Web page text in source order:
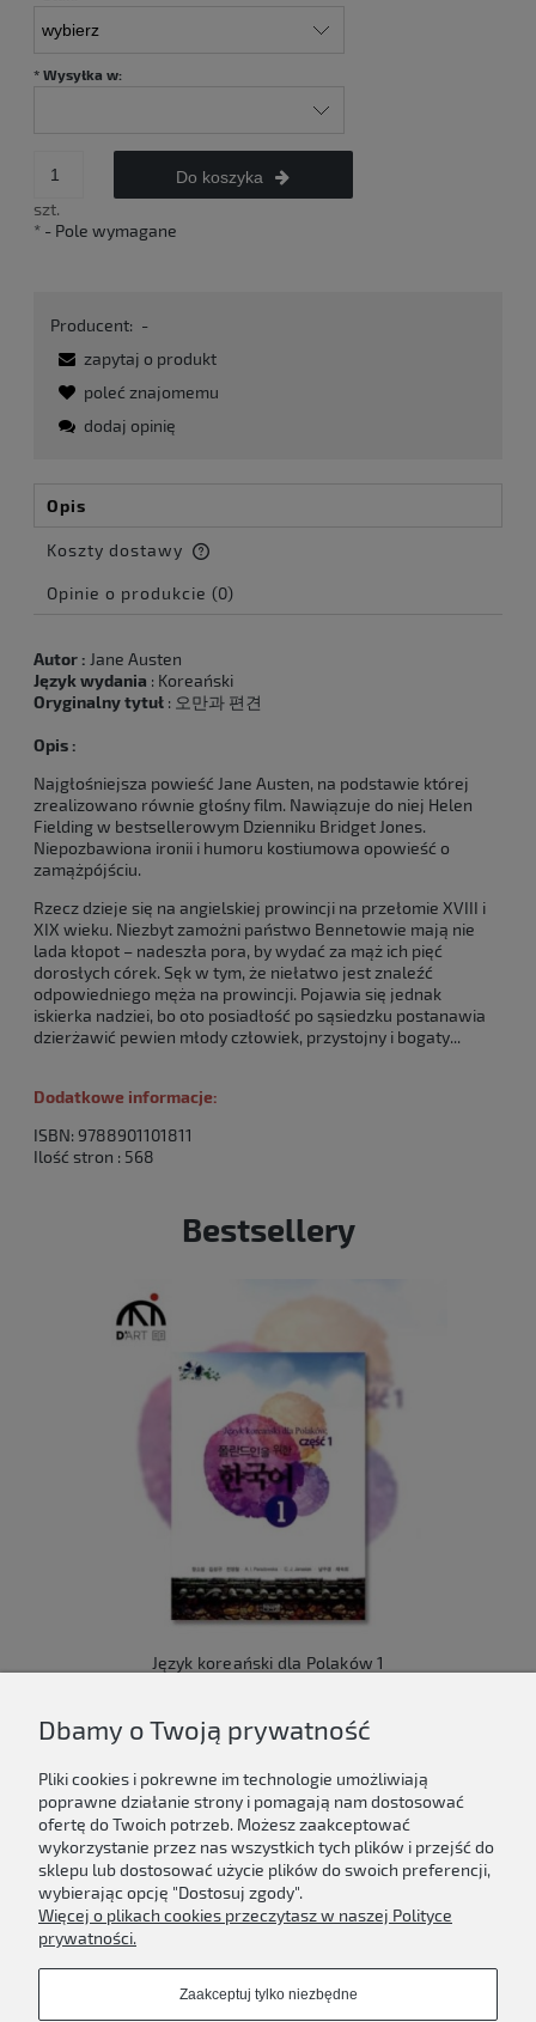
* Wysyłka w:
szt.
Do koszyka
* - Pole wymagane
Producent: -
zapytaj o produkt
poleć znajomemu
dodaj opinię
Opis
Koszty dostawy
Cena nie zawiera ewentualnych kosztów płatności
Opinie o produkcie (0)
Autor : Jane Austen
Język wydania : Koreański
Oryginalny tytuł : 오만과 편견
Opis :
Najgłośniejsza powieść Jane Austen, na podstawie której
zrealizowano równie głośny film. Nawiązuje do niej Helen
Fielding w bestsellerowym Dzienniku Bridget Jones.
Niepozbawiona ironii i humoru kostiumowa opowieść o
zamążpójściu.
Rzecz dzieje się na angielskiej prowincji na przełomie XVIII i
XIX wieku. Niezbyt zamożni państwo Bennetowie mają nie
lada kłopot – nadeszła pora, by wydać za mąż ich pięć
dorosłych córek. Sęk w tym, że niełatwo jest znaleźć
odpowiedniego męża na prowincji. Pojawia się jednak
iskierka nadziei, bo oto posiadłość po sąsiedzku postanawia
dzierżawić pewien młody człowiek, przystojny i bogaty...
Dodatkowe informacje:
ISBN: 9788901101811
Ilość stron : 568
Bestsellery
Język koreański dla Polaków 1
Do koszyka
Newsletter
Podaj swój adres e-mail, jeżeli chcesz otrzymywać
informacje o nowościach i promocjach.
Dbamy o Twoją prywatność
Pliki cookies i pokrewne im technologie umożliwiają
poprawne działanie strony i pomagają nam dostosować
ofertę do Twoich potrzeb. Możesz zaakceptować
wykorzystanie przez nas wszystkich tych plików i przejść do
sklepu lub dostosować użycie plików do swoich preferencji,
wybierając opcję "Dostosuj zgody".
Więcej o plikach cookies przeczytasz w naszej Polityce
prywatności.
Zaakceptuj tylko niezbędne